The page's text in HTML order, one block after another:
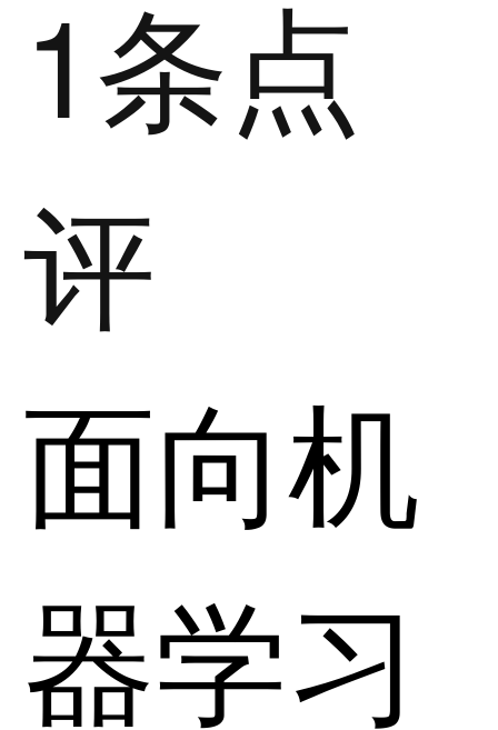
1条点
评
面向机
器学习